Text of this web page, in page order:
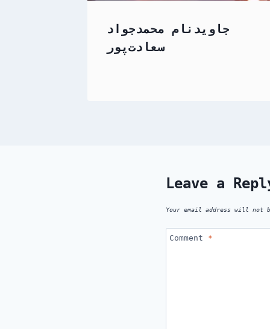
جاویدنام محمدجواد
سعادت‌پور
Leave a
Your email address will not
Comment *